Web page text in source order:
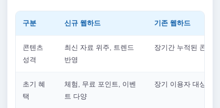
구분 신규 웹하드 기존 웹하드
콘텐츠
성격
최신 자료 위주, 트렌드
반영
장기간 누적된 콘텐
초기 혜
택
체험, 무료 포인트, 이벤
트 다양
장기 이용자 대상 혜